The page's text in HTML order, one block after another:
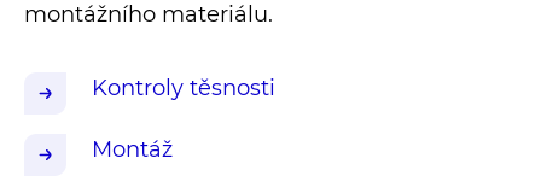
montážního materiálu.
Kontroly těsnosti
Montáž